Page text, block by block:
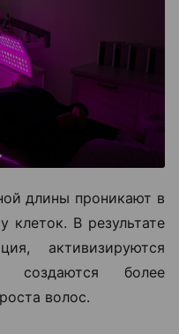
длины проникают в
клеток. В результате
активизируются
более
волос.